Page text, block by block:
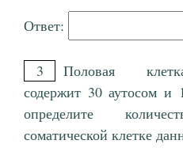
Ответ:
3
Половая
содержит 30 аутосом и
определите
соматической клетке